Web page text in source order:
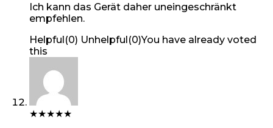
Ich kann das Gerät daher uneingeschränkt
empfehlen.
Helpful(0) Unhelpful(0)You have already voted
this
★★★★★